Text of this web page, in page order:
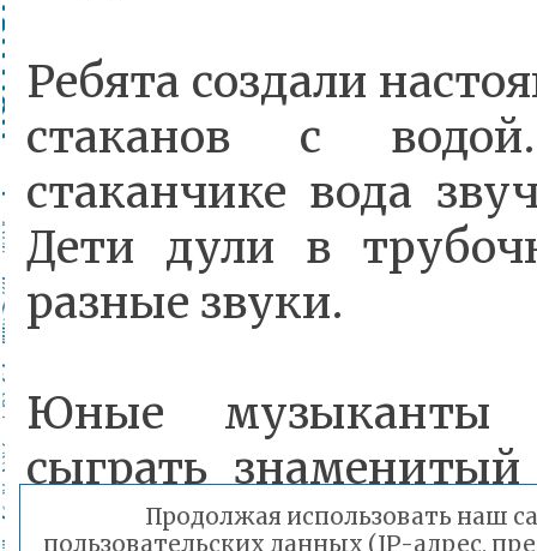
Ребята создали
стаканов с
стаканчике вода
Дети дули в
разные звуки.
Юные музыканты
сыграть
Штрауса!
Продолжая использовать наш
пользовательских данных (IP-адрес,